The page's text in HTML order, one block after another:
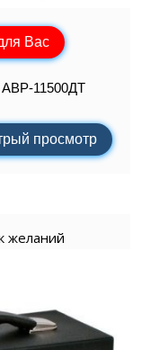
Вас
АВР-11500ДТ
просмотр
желаний